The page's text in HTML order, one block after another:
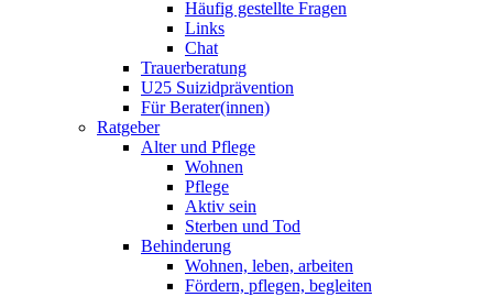
Häufig gestellte Fragen
Links
Chat
Trauerberatung
U25 Suizidprävention
Für Berater(innen)
Ratgeber
Alter und Pflege
Wohnen
Pflege
Aktiv sein
Sterben und Tod
Behinderung
Wohnen, leben, arbeiten
Fördern, pflegen, begleiten